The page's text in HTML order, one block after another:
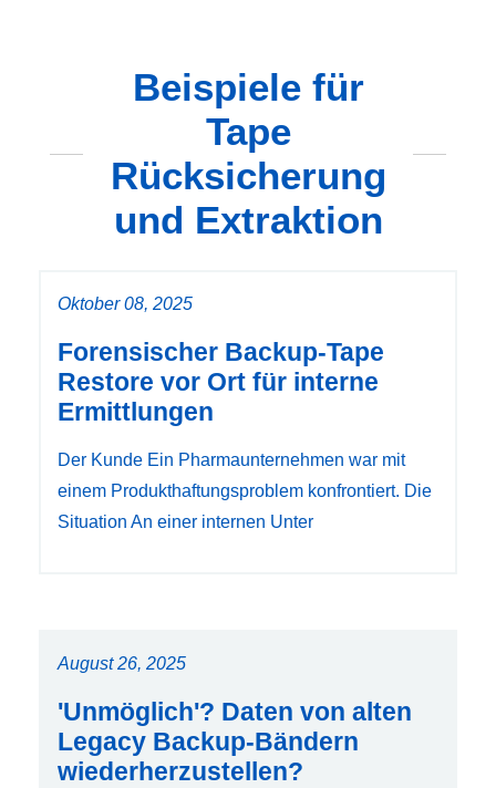
Beispiele für
Tape
Rücksicherung
und Extraktion
Oktober 08, 2025
Forensischer Backup-Tape
Restore vor Ort für interne
Ermittlungen
Der Kunde Ein Pharmaunternehmen war mit
einem Produkthaftungsproblem konfrontiert. Die
Situation An einer internen Unter
August 26, 2025
'Unmöglich'? Daten von alten
Legacy Backup-Bändern
wiederherzustellen?